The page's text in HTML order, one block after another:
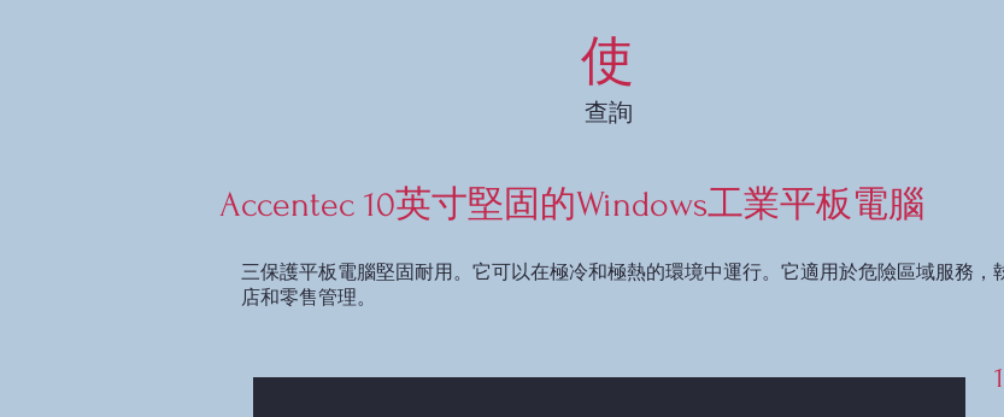
使
查詢
Accentec 10英寸堅固的Windows工業平板電腦
三保護平板電腦堅固耐用。它可以在極冷和極熱的環境中運行。它適用於危險區域服務，
店和零售管理。